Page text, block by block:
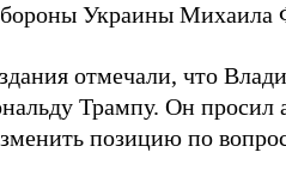
Украины Михаила
отмечали, что
Трампу. Он просил
позицию по